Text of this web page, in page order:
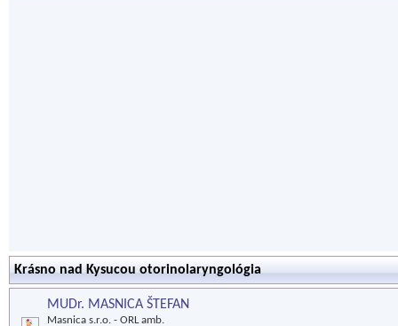
Krásno nad Kysucou otorinolaryngológia
MUDr. MASNICA ŠTEFAN
Masnica s.r.o. - ORL amb.